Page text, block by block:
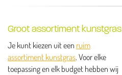
Groot assortiment kunstgras
Je kunt kiezen uit een ruim
assortiment kunstgras. Voor elke
toepassing en elk budget hebben wij